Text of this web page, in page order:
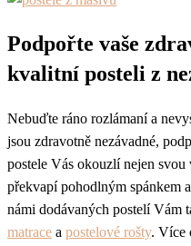
Podpořte vaše
kvalitní posteli z
Nebuďte ráno rozlámaní a
jsou zdravotně nezávadné,
postele Vás okouzlí nejen
překvapí pohodlným spánkem
námi dodávaných postelí Vám
matrace a postelové rošty. Více